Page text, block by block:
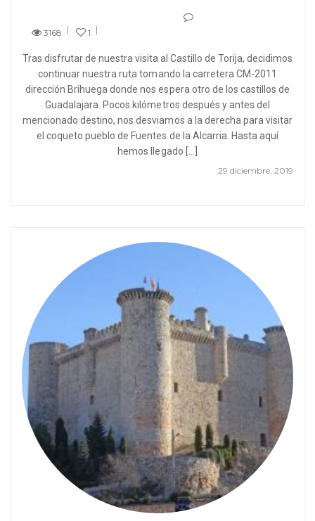
3168 1
29 diciembre, 2019
Tras disfrutar de nuestra visita al Castillo de Torija, decidimos
continuar nuestra ruta tomando la carretera CM-2011
dirección Brihuega donde nos espera otro de los castillos de
Guadalajara. Pocos kilómetros después y antes del
mencionado destino, nos desviamos a la derecha para visitar
el coqueto pueblo de Fuentes de la Alcarria. Hasta aquí
hemos llegado […]